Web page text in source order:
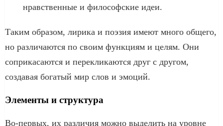
нравственные и философские идеи.
Таким образом, лирика и поэзия имеют много общего,
но различаются по своим функциям и целям. Они
соприкасаются и перекликаются друг с другом,
создавая богатый мир слов и эмоций.
Элементы и структура
Во-первых, их различия можно выделить на уровне